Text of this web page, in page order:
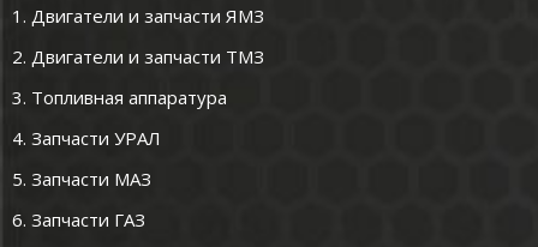
1. Двигатели и запчасти ЯМЗ
2. Двигатели и запчасти ТМЗ
3. Топливная аппаратура
4. Запчасти УРАЛ
5. Запчасти МАЗ
6. Запчасти ГАЗ